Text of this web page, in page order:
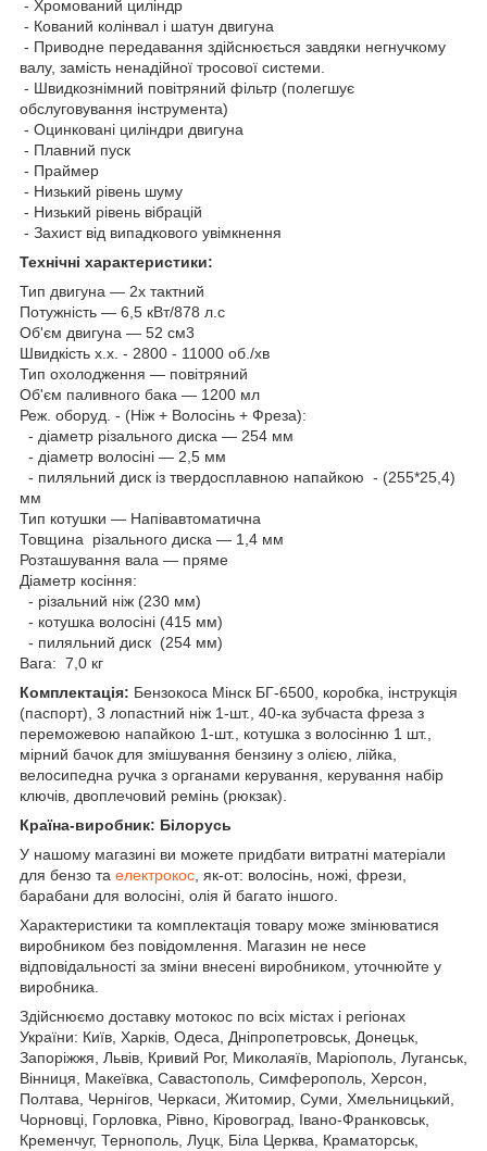
- Хромований циліндр
- Кований колінвал і шатун двигуна
- Приводне передавання здійснюється завдяки негнучкому
валу, замість ненадійної тросової системи.
- Швидкознімний повітряний фільтр (полегшує
обслуговування інструмента)
- Оцинковані циліндри двигуна
- Плавний пуск
- Праймер
- Низький рівень шуму
- Низький рівень вібрацій
- Захист від випадкового увімкнення
Технічні характеристики:
Тип двигуна — 2х тактний
Потужність — 6,5 кВт/878 л.с
Об'єм двигуна — 52 см3
Швидкість х.х. - 2800 - 11000 об./хв
Тип охолодження — повітряний
Об'єм паливного бака — 1200 мл
Реж. оборуд. - (Ніж + Волосінь + Фреза):
- діаметр різального диска — 254 мм
- діаметр волосіні — 2,5 мм
- пиляльний диск із твердосплавною напайкою - (255*25,4)
мм
Тип котушки — Напівавтоматична
Товщина різального диска — 1,4 мм
Розташування вала — пряме
Діаметр косіння:
- різальний ніж (230 мм)
- котушка волосіні (415 мм)
- пиляльний диск (254 мм)
Вага: 7,0 кг
Комплектація: Бензокоса Мінск БГ-6500, коробка, інструкція
(паспорт), 3 лопастний ніж 1-шт., 40-ка зубчаста фреза з
переможевою напайкою 1-шт., котушка з волосінню 1 шт.,
мірний бачок для змішування бензину з олією, лійка,
велосипедна ручка з органами керування, керування набір
ключів, двоплечовий ремінь (рюкзак).
Країна-виробник: Білорусь
У нашому магазині ви можете придбати витратні матеріали
для бензо та електрокос, як-от: волосінь, ножі, фрези,
барабани для волосіні, олія й багато іншого.
Характеристики та комплектація товару може змінюватися
виробником без повідомлення. Магазин не несе
відповідальності за зміни внесені виробником, уточнюйте у
виробника.
Здійснюємо доставку мотокос по всіх містах і регіонах
України: Київ, Харків, Одеса, Дніпропетровськ, Донецьк,
Запоріжжя, Львів, Кривий Рог, Миколаяїв, Маріополь, Луганськ,
Вінниця, Макеївка, Савастополь, Симферополь, Херсон,
Полтава, Чернігов, Черкаси, Житомир, Суми, Хмельницький,
Чорновці, Горловка, Рівно, Кіровоград, Івано-Франковськ,
Кременчуг, Тернополь, Луцк, Біла Церква, Краматорськ,